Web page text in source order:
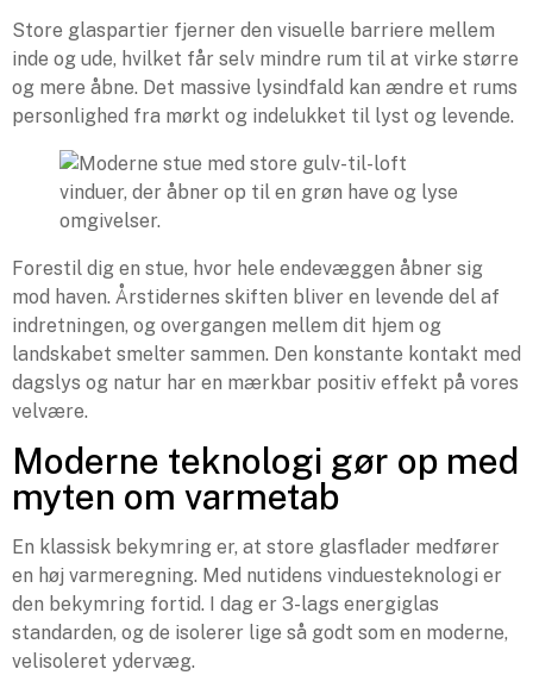
Store glaspartier fjerner den visuelle barriere mellem
inde og ude, hvilket får selv mindre rum til at virke større
og mere åbne. Det massive lysindfald kan ændre et rums
personlighed fra mørkt og indelukket til lyst og levende.
Forestil dig en stue, hvor hele endevæggen åbner sig
mod haven. Årstidernes skiften bliver en levende del af
indretningen, og overgangen mellem dit hjem og
landskabet smelter sammen. Den konstante kontakt med
dagslys og natur har en mærkbar positiv effekt på vores
velvære.
Moderne teknologi gør op med
myten om varmetab
En klassisk bekymring er, at store glasflader medfører
en høj varmeregning. Med nutidens vinduesteknologi er
den bekymring fortid. I dag er 3-lags energiglas
standarden, og de isolerer lige så godt som en moderne,
velisoleret ydervæg.